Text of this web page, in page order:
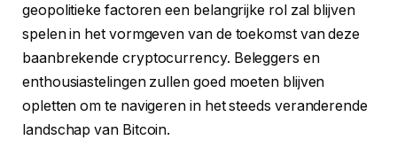
geopolitieke factoren een belangrijke rol zal blijven
spelen in het vormgeven van de toekomst van deze
baanbrekende cryptocurrency. Beleggers en
enthousiastelingen zullen goed moeten blijven
opletten om te navigeren in het steeds veranderende
landschap van Bitcoin.